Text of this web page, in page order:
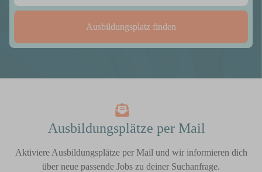
Ausbildungsplatz finden
Ausbildungsplätze per Mail
Aktiviere Ausbildungsplätze per Mail und wir informieren dich
über neue passende Jobs zu deiner Suchanfrage.